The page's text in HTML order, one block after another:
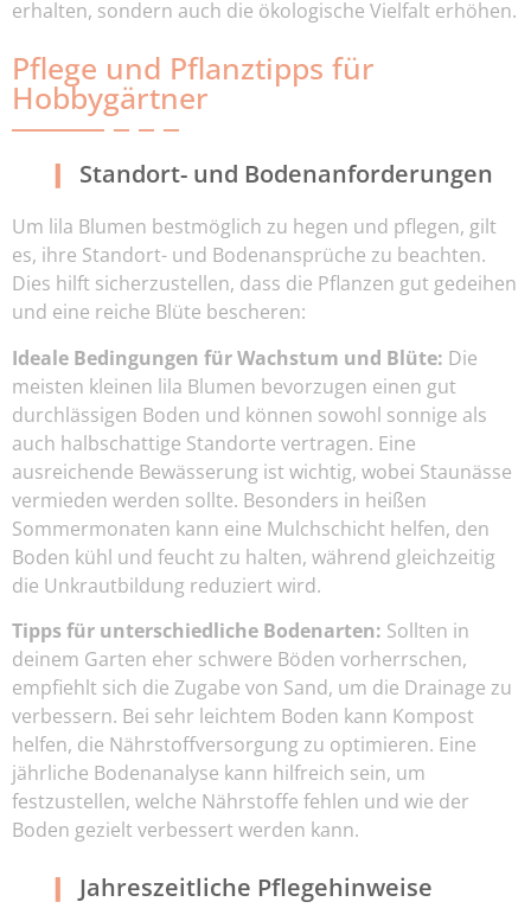
erhalten, sondern auch die ökologische Vielfalt erhöhen.
Pflege und Pflanztipps für
Hobbygärtner
Standort- und Bodenanforderungen
Um lila Blumen bestmöglich zu hegen und pflegen, gilt
es, ihre Standort- und Bodenansprüche zu beachten.
Dies hilft sicherzustellen, dass die Pflanzen gut gedeihen
und eine reiche Blüte bescheren:
Ideale Bedingungen für Wachstum und Blüte: Die
meisten kleinen lila Blumen bevorzugen einen gut
durchlässigen Boden und können sowohl sonnige als
auch halbschattige Standorte vertragen. Eine
ausreichende Bewässerung ist wichtig, wobei Staunässe
vermieden werden sollte. Besonders in heißen
Sommermonaten kann eine Mulchschicht helfen, den
Boden kühl und feucht zu halten, während gleichzeitig
die Unkrautbildung reduziert wird.
Tipps für unterschiedliche Bodenarten: Sollten in
deinem Garten eher schwere Böden vorherrschen,
empfiehlt sich die Zugabe von Sand, um die Drainage zu
verbessern. Bei sehr leichtem Boden kann Kompost
helfen, die Nährstoffversorgung zu optimieren. Eine
jährliche Bodenanalyse kann hilfreich sein, um
festzustellen, welche Nährstoffe fehlen und wie der
Boden gezielt verbessert werden kann.
Jahreszeitliche Pflegehinweise